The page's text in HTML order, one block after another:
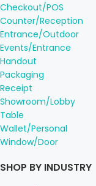
Checkout/POS
Counter/Reception
Entrance/Outdoor
Events/Entrance
Handout
Packaging
Receipt
Showroom/Lobby
Table
Wallet/Personal
Window/Door
SHOP BY INDUSTRY